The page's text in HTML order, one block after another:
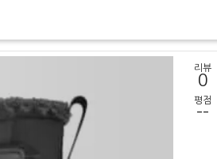
리뷰
0
평점
--